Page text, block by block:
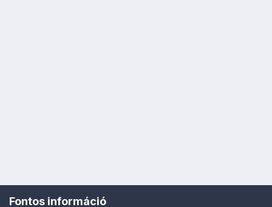
Fontos információ